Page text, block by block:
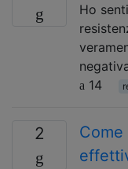
Ho
14
2